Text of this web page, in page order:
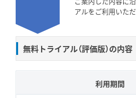
アルをご利用いただ
無料トライアル（評価版）の内容
利用期間